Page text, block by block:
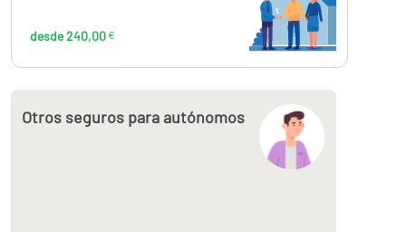
desde 240,00 € 240,00€
Otros seguros para autónomos